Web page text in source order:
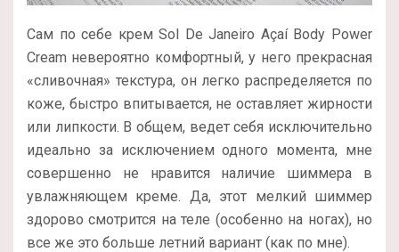
Сам по себе крем Sol De Janeiro Açaí Body Power
Cream невероятно комфортный, у него прекрасная
«сливочная» текстура, он легко распределяется по
коже, быстро впитывается, не оставляет жирности
или липкости. В общем, ведет себя исключительно
идеально за исключением одного момента, мне
совершенно не нравится наличие шиммера в
увлажняющем креме. Да, этот мелкий шиммер
здорово смотрится на теле (особенно на ногах), но
все же это больше летний вариант (как по мне).